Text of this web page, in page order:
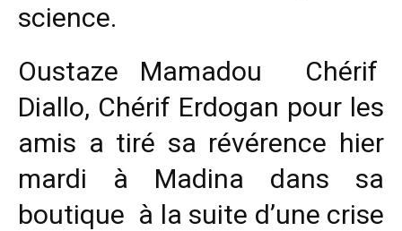
science.
Oustaze Mamadou Chérif
Diallo, Chérif Erdogan pour les
amis a tiré sa révérence hier
mardi à Madina dans sa
boutique à la suite d’une crise